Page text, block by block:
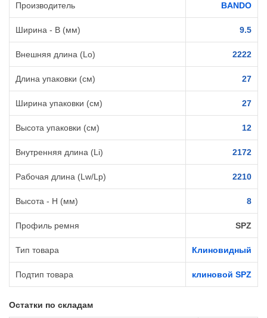
Производитель BANDO
Ширина - B (мм) 9.5
Внешняя длина (Lo) 2222
Длина упаковки (см) 27
Ширина упаковки (см) 27
Высота упаковки (см) 12
Внутренняя длина (Li) 2172
Рабочая длина (Lw/Lp) 2210
Высота - H (мм) 8
Профиль ремня SPZ
Тип товара Клиновидный
Подтип товара клиновой SPZ
Остатки по складам